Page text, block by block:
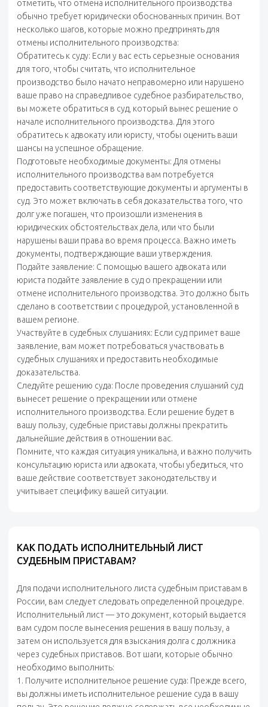
отметить, что отмена исполнительного производства
обычно требует юридически обоснованных причин. Вот
несколько шагов, которые можно предпринять для
отмены исполнительного производства:
Обратитесь к суду: Если у вас есть серьезные основания
для того, чтобы считать, что исполнительное
производство было начато неправомерно или нарушено
ваше право на справедливое судебное разбирательство,
вы можете обратиться в суд, который вынес решение о
начале исполнительного производства. Для этого
обратитесь к адвокату или юристу, чтобы оценить ваши
шансы на успешное обращение.
Подготовьте необходимые документы: Для отмены
исполнительного производства вам потребуется
предоставить соответствующие документы и аргументы в
суд. Это может включать в себя доказательства того, что
долг уже погашен, что произошли изменения в
юридических обстоятельствах дела, или что были
нарушены ваши права во время процесса. Важно иметь
документы, подтверждающие ваши утверждения.
Подайте заявление: С помощью вашего адвоката или
юриста подайте заявление в суд о прекращении или
отмене исполнительного производства. Это должно быть
сделано в соответствии с процедурой, установленной в
вашем регионе.
Участвуйте в судебных слушаниях: Если суд примет ваше
заявление, вам может потребоваться участвовать в
судебных слушаниях и предоставить необходимые
доказательства.
Следуйте решению суда: После проведения слушаний суд
вынесет решение о прекращении или отмене
исполнительного производства. Если решение будет в
вашу пользу, судебные приставы должны прекратить
дальнейшие действия в отношении вас.
Помните, что каждая ситуация уникальна, и важно получить
консультацию юриста или адвоката, чтобы убедиться, что
ваше действие соответствует законодательству и
учитывает специфику вашей ситуации.
КАК ПОДАТЬ ИСПОЛНИТЕЛЬНЫЙ ЛИСТ
СУДЕБНЫМ ПРИСТАВАМ?
Для подачи исполнительного листа судебным приставам в
России, вам следует следовать определенной процедуре.
Исполнительный лист — это документ, который выдается
вам судом после вынесения решения в вашу пользу, а
затем он используется для взыскания долга с должника
через судебных приставов. Вот шаги, которые обычно
необходимо выполнить:
1. Получите исполнительное решение суда: Прежде всего,
вы должны иметь исполнительное решение суда в вашу